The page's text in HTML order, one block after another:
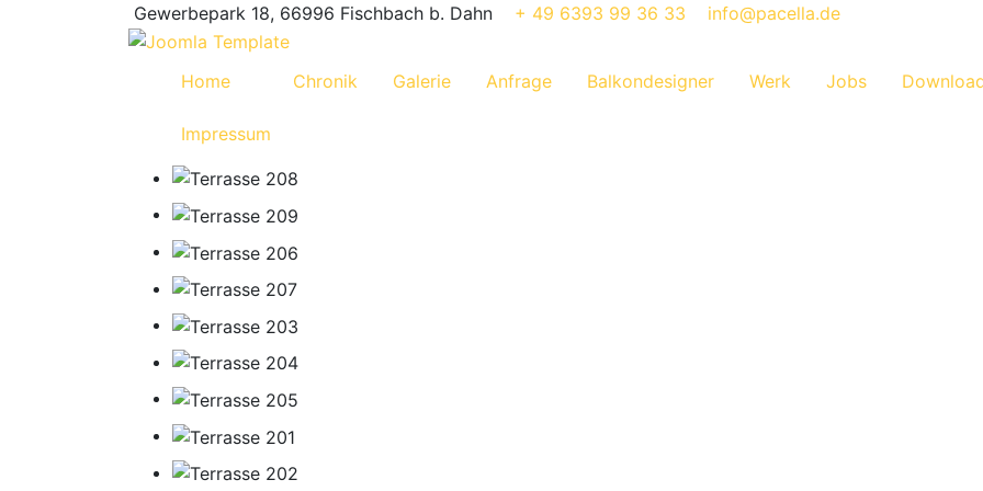
Gewerbepark 18, 66996 Fischbach b. Dahn + 49 6393 99 36 33 info@pacella.de
Home Chronik Galerie Anfrage Balkondesigner Werk Jobs
Impressum